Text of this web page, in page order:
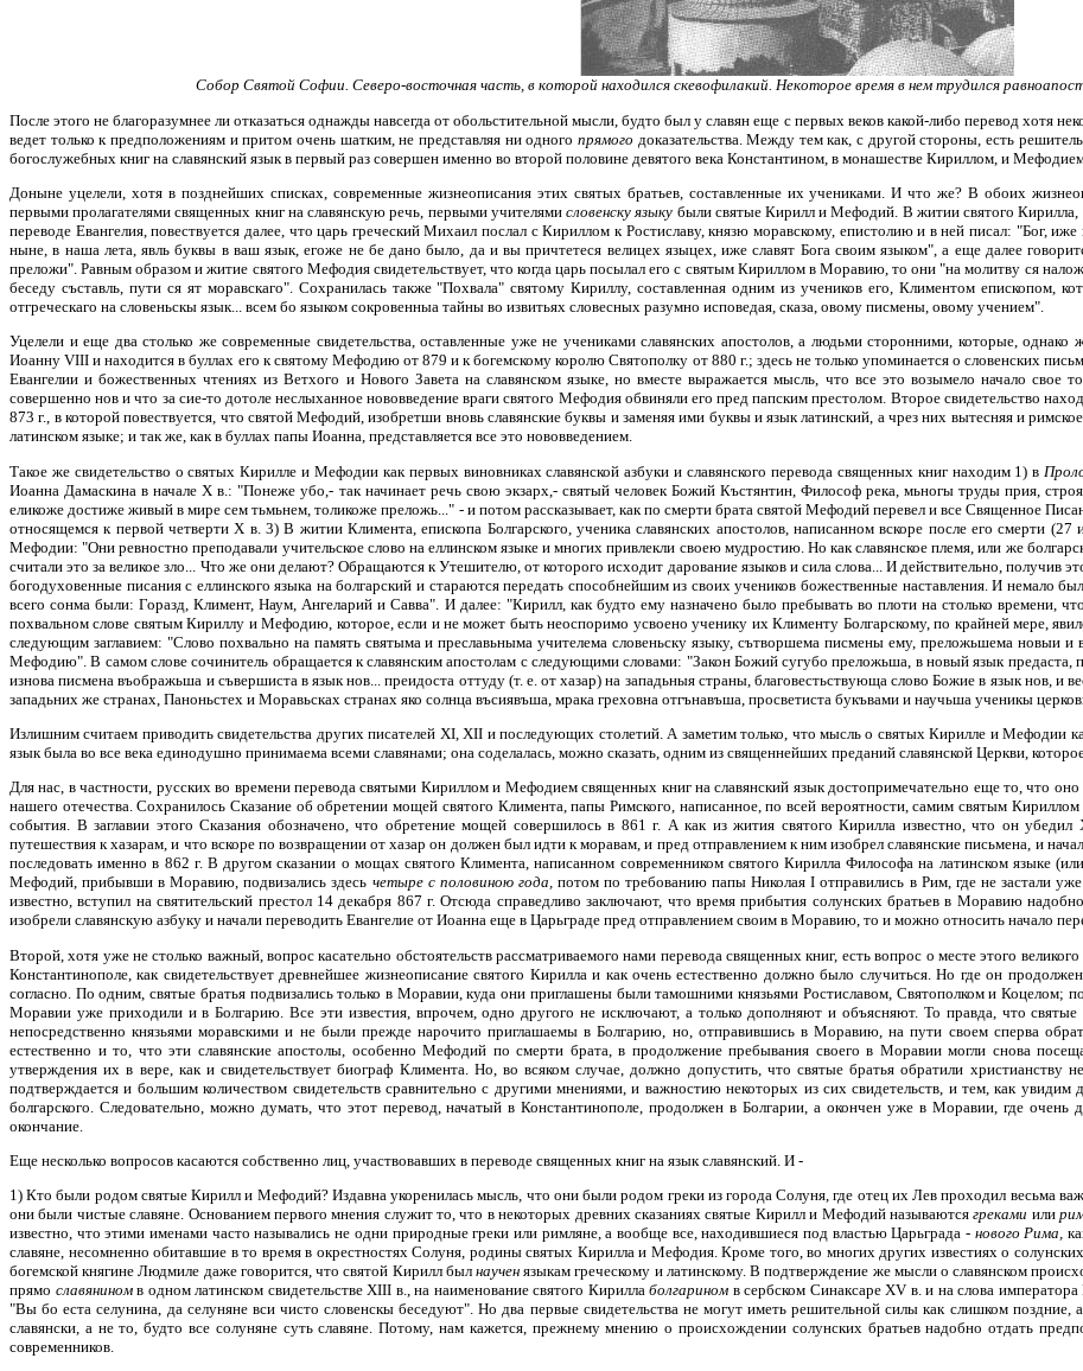
Собор Святой Софии. Северо-восточная часть, в которой находился скевофилакий. Некоторое время в нем трудился
После этого не благоразумнее ли отказаться однажды навсегда от обольстительной мысли, будто был у славян еще с первых веков какой-либо перевод хотя
ведет только к предположениям и притом очень шатким, не представляя ни одного прямого доказательства. Между тем как, с другой стороны, есть
богослужебных книг на славянский язык в первый раз совершен именно во второй половине девятого века Константином, в монашестве Кириллом, и
Доныне уцелели, хотя в позднейших списках, современные жизнеописания этих святых братьев, составленные их учениками. И что же? В обоих
первыми пролагателями священных книг на славянскую речь, первыми учителямисловенску языку были святые Кирилл и Мефодий. В житии святого
переводе Евангелия, повествуется далее, что царь греческий Михаил послал с Кириллом к Ростиславу, князю моравскому, епистолию и в ней писал: "Бог,
ныне, в наша лета, явль буквы в ваш язык, егоже не бе дано было, да и вы причтетеся велицех языцех, иже славят Бога своим языком", а еще далее
преложи". Равным образом и житие святого Мефодия свидетельствует, что когда царь посылал его с святым Кириллом в Моравию, то они "на молитву ся
беседу съставль, пути ся ят моравскаго". Сохранилась также "Похвала" святому Кириллу, составленная одним из учеников его, Климентом епископом,
отгреческаго на словеньскы язык... всем бо языком сокровенныа тайны во извитьях словесных разумно исповедая, сказа, овому писмены, овому учением".
Уцелели и еще два столько же современные свидетельства, оставленные уже не учениками славянских апостолов, а людьми сторонними, которые,
Иоанну VIII и находится в буллах его к святому Мефодию от 879 и к богемскому королю Святополку от 880 г.; здесь не только упоминается о словенских
Евангелии и божественных чтениях из Ветхого и Нового Завета на славянском языке, но вместе выражается мысль, что все это возымело начало свое
совершенно нов и что за сие-то дотоле неслыханное нововведение враги святого Мефодия обвиняли его пред папским престолом. Второе свидетельство
873 г., в которой повествуется, что святой Мефодий, изобретши вновь славянские буквы и заменяя ими буквы и язык латинский, а чрез них вытесняя и
латинском языке; и так же, как в буллах папы Иоанна, представляется все это нововведением.
Такое же свидетельство о святых Кирилле и Мефодии как первых виновниках славянской азбуки и славянского перевода священных книг находим 1) в
Иоанна Дамаскина в начале Х в.: "Понеже убо,- так начинает речь свою экзарх,- святый человек Божий Къстянтин, Философ река, мьногы труды прия,
еликоже достиже живый в мире сем тьмьнем, толикоже преложь..." - и потом рассказывает, как по смерти брата святой Мефодий перевел и все Священное
относящемся к первой четверти Х в. 3) В житии Климента, епископа Болгарского, ученика славянских апостолов, написанном вскоре после его смерти
Мефодии: "Они ревностно преподавали учительское слово на еллинском языке и многих привлекли своею мудростию. Но как славянское племя, или же
считали это за великое зло... Что же они делают? Обращаются к Утешителю, от которого исходит дарование языков и сила слова... И действительно, получив
богодуховенные писания с еллинского языка на болгарский и стараются передать способнейшим из своих учеников божественные наставления. И немало
всего сонма были: Горазд, Климент, Наум, Ангеларий и Савва". И далее: "Кирилл, как будто ему назначено было пребывать во плоти на столько времени,
похвальном слове святым Кириллу и Мефодию, которое, если и не может быть неоспоримо усвоено ученику их Клименту Болгарскому, по крайней мере,
следующим заглавием: "Слово похвально на память святыма и преславьныма учителема словеньску языку, сътворшема писмены ему, преложьшема новыи
Мефодию". В самом слове сочинитель обращается к славянским апостолам с следующими словами: "Закон Божий сугубо преложьша, в новый язык предаста,
изнова писмена въображьша и съвершиста в язык нов... преидоста оттуду (т. е. от хазар) на западьныя страны, благовестьствующа слово Божие в язык нов, и
западьних же странах, Паноньстех и Моравьсках странах яко солнца въсиявъша, мрака греховна отгънавъша, просветиста букъвами и научьша ученикы
Излишним считаем приводить свидетельства других писателей XI, XII и последующих столетий. А заметим только, что мысль о святых Кирилле и Мефодии
язык была во все века единодушно принимаема всеми славянами; она соделалась, можно сказать, одним из священнейших преданий славянской Церкви,
Для нас, в частности, русских во времени перевода святыми Кириллом и Мефодием священных книг на славянский язык достопримечательно еще то, что
нашего отечества. Сохранилось Сказание об обретении мощей святого Климента, папы Римского, написанное, по всей вероятности, самим святым
события. В заглавии этого Сказания обозначено, что обретение мощей совершилось в 861 г. А как из жития святого Кирилла известно, что он
путешествия к хазарам, и что вскоре по возвращении от хазар он должен был идти к моравам, и пред отправлением к ним изобрел славянские письмена, и
последовать именно в 862 г. В другом сказании о мощах святого Климента, написанном современником святого Кирилла Философа на латинском языке
Мефодий, прибывши в Моравию, подвизались здесь четыре с половиною года, потом по требованию папы Николая I отправились в Рим, где не застали
известно, вступил на святительский престол 14 декабря 867 г. Отсюда справедливо заключают, что время прибытия солунских братьев в Моравию
изобрели славянскую азбуку и начали переводить Евангелие от Иоанна еще в Царьграде пред отправлением своим в Моравию, то и можно относить начало
Второй, хотя уже не столько важный, вопрос касательно обстоятельств рассматриваемого нами перевода священных книг, есть вопрос о месте этого
Константинополе, как свидетельствует древнейшее жизнеописание святого Кирилла и как очень естественно должно было случиться. Но где он
согласно. По одним, святые братья подвизались только в Моравии, куда они приглашены были тамошними князьями Ростиславом, Святополком и Коцелом;
Моравии уже приходили и в Болгарию. Все эти известия, впрочем, одно другого не исключают, а только дополняют и объясняют. То правда, что
непосредственно князьями моравскими и не были прежде нарочито приглашаемы в Болгарию, но, отправившись в Моравию, на пути своем сперва
естественно и то, что эти славянские апостолы, особенно Мефодий по смерти брата, в продолжение пребывания своего в Моравии могли снова
утверждения их в вере, как и свидетельствует биограф Климента. Но, во всяком случае, должно допустить, что святые братья обратили
подтверждается и большим количеством свидетельств сравнительно с другими мнениями, и важностию некоторых из сих свидетельств, и тем, как
болгарского. Следовательно, можно думать, что этот перевод, начатый в Константинополе, продолжен в Болгарии, а окончен уже в Моравии, где
окончание.
Еще несколько вопросов касаются собственно лиц, участвовавших в переводе священных книг на язык славянский. И -
1) Кто были родом святые Кирилл и Мефодий? Издавна укоренилась мысль, что они были родом греки из города Солуня, где отец их Лев проходил весьма
они были чистые славяне. Основанием первого мнения служит то, что в некоторых древних сказаниях святые Кирилл и Мефодий называютсягреками или
известно, что этими именами часто назывались не одни природные греки или римляне, а вообще все, находившиеся под властью Царьграда - нового Рима,
славяне, несомненно обитавшие в то время в окрестностях Солуня, родины святых Кирилла и Мефодия. Кроме того, во многих других известиях о
богемской княгине Людмиле даже говорится, что святой Кирилл был научен языкам греческому и латинскому. В подтверждение же мысли о славянском
прямо славяниномв одном латинском свидетельстве XIII в., на наименование святого Кирилла болгарином в сербском Синаксаре XV в. и на слова
"Вы бо еста селунина, да селуняне вси чисто словенскы беседуют". Но два первые свидетельства не могут иметь решительной силы как слишком
славянски, а не то, будто все солуняне суть славяне. Потому, нам кажется, прежнему мнению о происхождении солунских братьев надобно отдать
современников.